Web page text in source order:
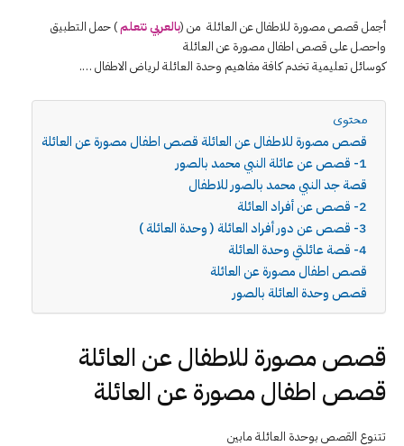
أجمل قصص مصورة للاطفال عن العائلة من (بالعربي نتعلم) حمل التطبيق
واحصل على قصص اطفال مصورة عن العائلة
كوسائل تعليمية تخدم كافة مفاهيم وحدة العائلة لرياض الاطفال ….
محتوى
قصص مصورة للاطفال عن العائلة قصص اطفال مصورة عن العائلة
1- قصص عن عائلة النبي محمد بالصور
قصة جد النبي محمد بالصور للاطفال
2- قصص عن أفراد العائلة
3- قصص عن دور أفراد العائلة ( وحدة العائلة )
4- قصة عائلتي وحدة العائلة
قصص اطفال مصورة عن العائلة
قصص وحدة العائلة بالصور
قصص مصورة للاطفال عن العائلة
قصص اطفال مصورة عن العائلة
تتنوع القصص بوحدة العائلة مابين